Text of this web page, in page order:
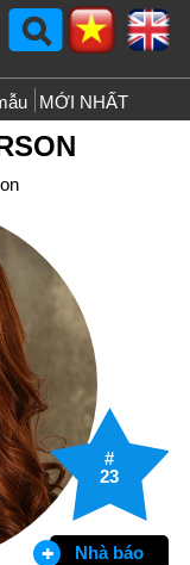
MỚI NHẤT
#
23
Nhà báo